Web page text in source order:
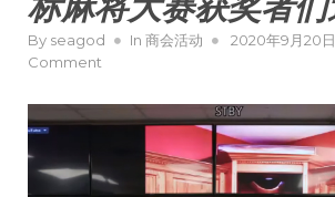
By seagod In 商会活动
Posted
2020年9月20日
Comment
拿
大
宁
总